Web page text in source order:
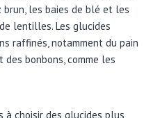
les baies de blé et les
lentilles. Les glucides
raffinés, notamment du pain
bonbons, comme les
à choisir des glucides plus